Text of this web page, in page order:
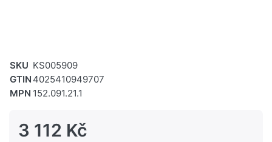
SKU KS005909
GTIN 4025410949707
MPN 152.091.21.1
3 112 Kč